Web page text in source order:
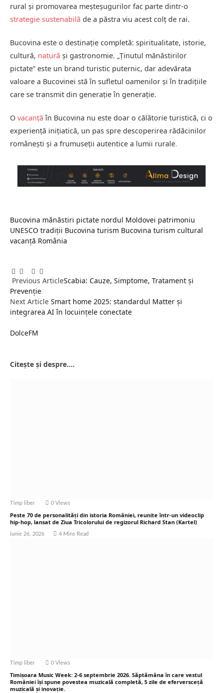
rural și promovarea meșteșugurilor fac parte dintr-o
strategie sustenabilă de a păstra viu acest colț de rai.
Bucovina este o destinație completă: spiritualitate, istorie,
cultură, natură și gastronomie. „Ținutul mănăstirilor
pictate” este un brand turistic puternic, dar adevărata
valoare a Bucovinei stă în sufletul oamenilor și în tradițiile
care se transmit din generație în generație.
O vacanță în Bucovina nu este doar o călătorie turistică, ci o
experiență inițiatică, un pas spre descoperirea rădăcinilor
românești și a frumuseții autentice a lumii rurale.
Bucovina mănăstiri pictate nordul Moldovei patrimoniu
UNESCO tradiții Bucovina turism Bucovina turism cultural
vacanță România
Facebook
Twitter
Pinterest
LinkedIn
Tumblr
Previous ArticleScabia: Cauze, Simptome, Tratament și
Prevenție
Next Article Smart home 2025: standardul Matter și
integrarea AI în locuinţele conectate
DolceFM
Citește și despre....
Timp liber 0 Views
Peste 70 de personalități din istoria României, reunite într-un videoclip
hip-hop, lansat de Ziua Tricolorului de regizorul Richard Stan (Kartel)
iunie 26, 2026 4 Mins Read
Timp liber 0 Views
Timișoara Music Week: 2-6 septembrie 2026. Săptămâna în care vestul
României își spune povestea muzicală completă, 5 zile de eferversceță
muzicală și inovație.